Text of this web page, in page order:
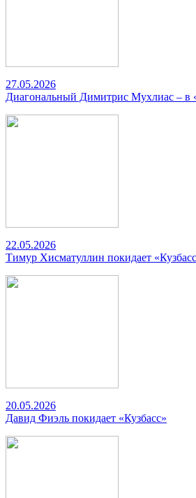
27.05.2026
Диагональный Димитрис Мухлиас – в
22.05.2026
Тимур Хисматуллин покидает
20.05.2026
Давид Фиэль покидает «Кузбасс»